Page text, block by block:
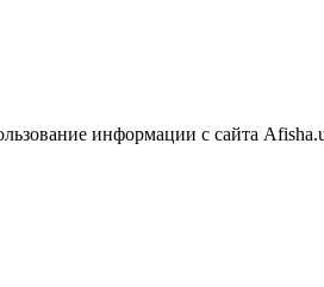
информации с сайта